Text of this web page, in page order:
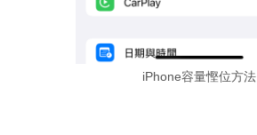
iPhone容量慳位方法